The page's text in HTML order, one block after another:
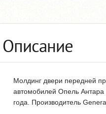
Описание
Молдинг двери передней
автомобилей Опель Антара
года. Производитель